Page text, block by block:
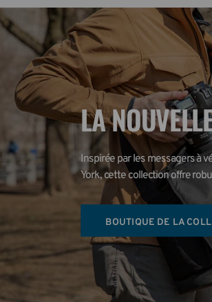
LA
Inspirée par les messagers à
York, cette collection offre
BOUTIQUE DE LA